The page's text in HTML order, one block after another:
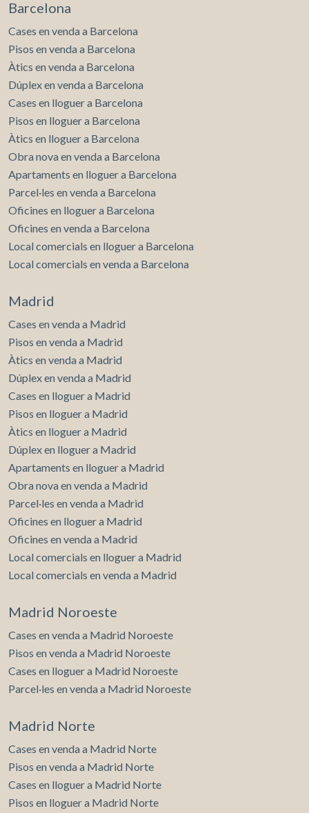
Barcelona
Cases en venda a Barcelona
Pisos en venda a Barcelona
Àtics en venda a Barcelona
Dúplex en venda a Barcelona
Cases en lloguer a Barcelona
Pisos en lloguer a Barcelona
Àtics en lloguer a Barcelona
Obra nova en venda a Barcelona
Apartaments en lloguer a Barcelona
Parcel·les en venda a Barcelona
Oficines en lloguer a Barcelona
Oficines en venda a Barcelona
Local comercials en lloguer a Barcelona
Local comercials en venda a Barcelona
Madrid
Cases en venda a Madrid
Pisos en venda a Madrid
Àtics en venda a Madrid
Dúplex en venda a Madrid
Cases en lloguer a Madrid
Pisos en lloguer a Madrid
Àtics en lloguer a Madrid
Dúplex en lloguer a Madrid
Apartaments en lloguer a Madrid
Obra nova en venda a Madrid
Parcel·les en venda a Madrid
Oficines en lloguer a Madrid
Oficines en venda a Madrid
Local comercials en lloguer a Madrid
Local comercials en venda a Madrid
Madrid Noroeste
Cases en venda a Madrid Noroeste
Pisos en venda a Madrid Noroeste
Cases en lloguer a Madrid Noroeste
Parcel·les en venda a Madrid Noroeste
Madrid Norte
Cases en venda a Madrid Norte
Pisos en venda a Madrid Norte
Cases en lloguer a Madrid Norte
Pisos en lloguer a Madrid Norte